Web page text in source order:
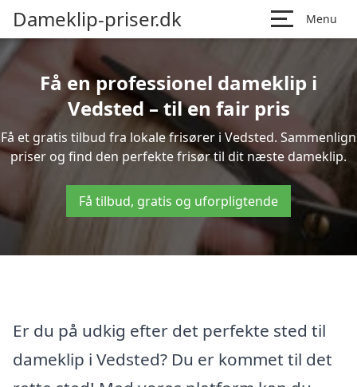
Dameklip-priser.dk Menu
Få en professionel dameklip i
Vedsted – til en fair pris
Få et gratis tilbud fra lokale frisører i Vedsted. Sammenlign
priser og find den perfekte frisør til dit næste dameklip.
Få tilbud, gratis og uforpligtende
Er du på udkig efter det perfekte sted til
dameklip i Vedsted? Du er kommet til det